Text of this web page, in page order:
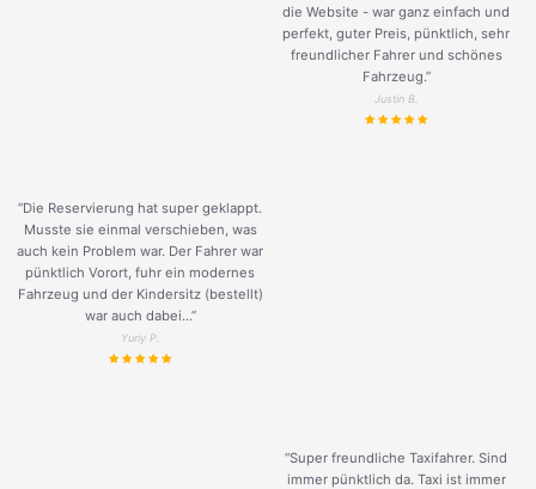
die Website - war ganz einfach und
perfekt, guter Preis, pünktlich, sehr
freundlicher Fahrer und schönes
Fahrzeug.”
Justin B.
“Die Reservierung hat super geklappt.
Musste sie einmal verschieben, was
auch kein Problem war. Der Fahrer war
pünktlich Vorort, fuhr ein modernes
Fahrzeug und der Kindersitz (bestellt)
war auch dabei...”
Yuriy P.
“Super freundliche Taxifahrer. Sind
immer pünktlich da. Taxi ist immer